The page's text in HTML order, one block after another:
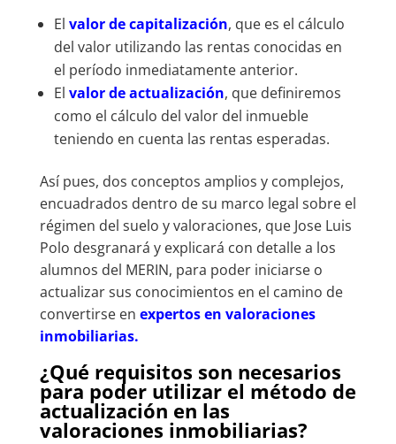
El valor de capitalización, que es el cálculo
del valor utilizando las rentas conocidas en
el período inmediatamente anterior.
El valor de actualización, que definiremos
como el cálculo del valor del inmueble
teniendo en cuenta las rentas esperadas.
Así pues, dos conceptos amplios y complejos,
encuadrados dentro de su marco legal sobre el
régimen del suelo y valoraciones, que Jose Luis
Polo desgranará y explicará con detalle a los
alumnos del MERIN, para poder iniciarse o
actualizar sus conocimientos en el camino de
convertirse en expertos en valoraciones
inmobiliarias.
¿Qué requisitos son necesarios
para poder utilizar el método de
actualización en las
valoraciones inmobiliarias?